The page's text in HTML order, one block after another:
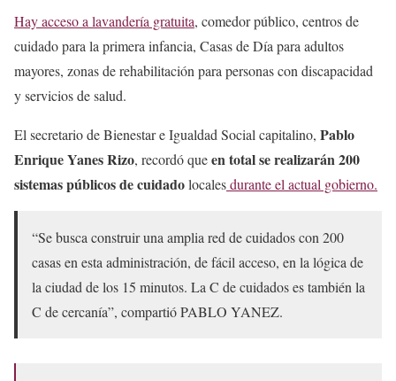
Hay acceso a lavandería gratuita, comedor público, centros de
cuidado para la primera infancia, Casas de Día para adultos
mayores, zonas de rehabilitación para personas con discapacidad
y servicios de salud.
El secretario de Bienestar e Igualdad Social capitalino, Pablo
Enrique Yanes Rizo, recordó queen total se realizarán 200
sistemas públicos de cuidadolocalesdurante el actual gobierno.
“Se busca construir una amplia red de cuidados con 200
casas en esta administración, de fácil acceso, en la lógica de
la ciudad de los 15 minutos. La C de cuidados es también la
C de cercanía”, compartió PABLO YANEZ.